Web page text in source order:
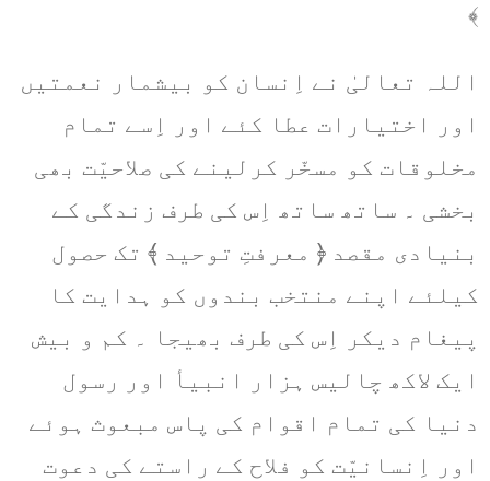
﴾
اللہ تعالیٰ نے اِنسان کو بیشمار نعمتیں
اور اختیارات عطا کئے اور اِسے تمام
مخلوقات کو مسخّر کرلینے کی صلاحیّت بھی
بخشی ۔ ساتھ ساتھ اِس کی طرف زندگی کے
بنیادی مقصد ﴿ معرفتِ توحید ﴾ تک حصول
کیلئے اپنے منتخب بندوں کو ہدایت کا
پیغام دیکر اِس کی طرف بھیجا ۔ کم و بیش
ایک لاکھ چالیس ہزار انبیأ اور رسول
دنیا کی تمام اقوام کی پاس مبعوث ہوئے
اور اِنسانیّت کو فلاح کے راستے کی دعوت